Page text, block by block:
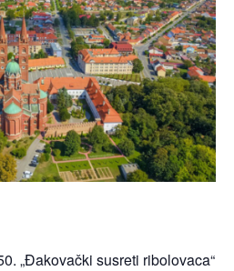
„Đakovački susreti ribolovaca“